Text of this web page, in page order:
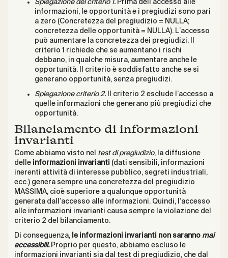
Spiegazione del criterio 1.Prima dell’accesso alle
informazioni, le opportunità e i pregiudizi sono pari
a zero (Concretezza del pregiudizio = NULLA;
concretezza delle opportunità = NULLA). L’accesso
può aumentare la concretezza dei pregiudizi. Il
criterio 1 richiede che se aumentano i rischi
debbano, in qualche misura, aumentare anche le
opportunità. Il criterio è soddisfatto anche se si
generano opportunità, senza pregiudizi.
Spiegazione criterio 2.Il criterio 2 esclude l’accesso a
quelle informazioni che generano più pregiudizi che
opportunità.
Bilanciamento di informazioni
invarianti
Come abbiamo visto nel test di pregiudizio, la diffusione
delle informazioni invarianti (dati sensibili, informazioni
inerenti attività di interesse pubblico, segreti industriali,
ecc.) genera sempre una concretezza del pregiudizio
MASSIMA, cioè superiore a qualunque opportunità
generata dall’accesso alle informazioni. Quindi, l’accesso
alle informazioni invarianti causa sempre la violazione del
criterio 2 del bilanciamento.
Di conseguenza, le informazioni invarianti non saranno mai
accessibili. Proprio per questo, abbiamo escluso le
informazioni invarianti sia dal test di pregiudizio, che dal